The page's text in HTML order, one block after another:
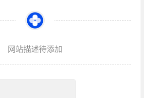
网站描述待添加